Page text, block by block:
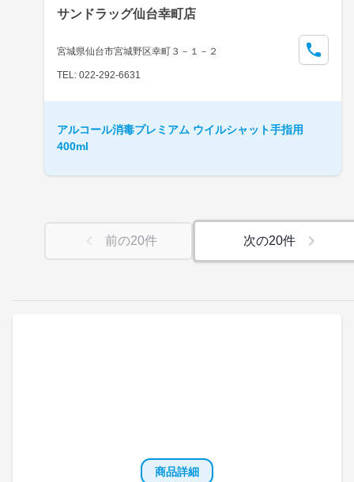
商品詳細
サンドラッグ仙台幸町店
宮城県仙台市宮城野区幸町３－１－２
TEL: 022-292-6631
アルコール消毒プレミアム ウイルシャット手指用
400ml
前の20件 次の20件